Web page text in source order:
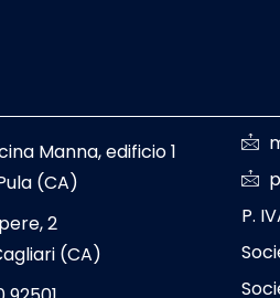
Manna, edificio 1
(CA)
2
(CA)
P.